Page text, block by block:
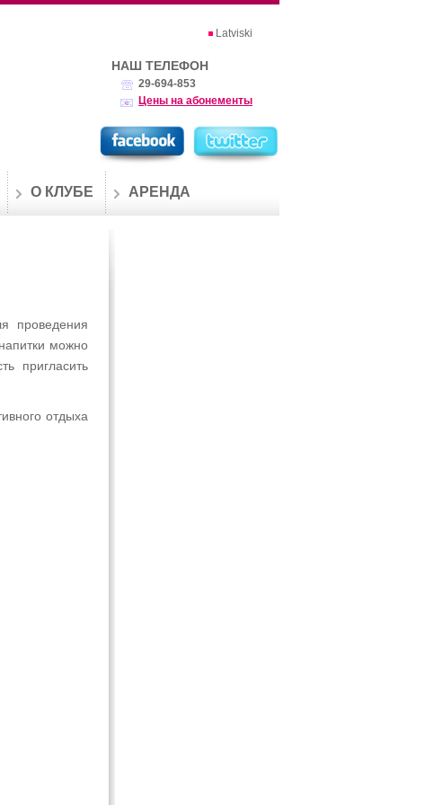
Latviski
НАШ ТЕЛЕФОН
29-694-853
Цены на абонементы
О КЛУБЕ АРЕНДА
проведения
можно
пригласить
отдыха